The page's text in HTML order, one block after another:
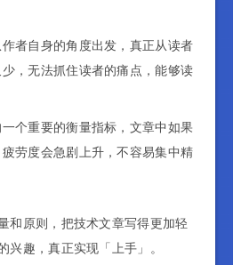
者自身的角度出发，真正从读者
，无法抓住读者的痛点，能够读
个重要的衡量指标，文章中如果
劳度会急剧上升，不容易集中精
和原则，把技术文章写得更加轻
兴趣，真正实现「上手」。